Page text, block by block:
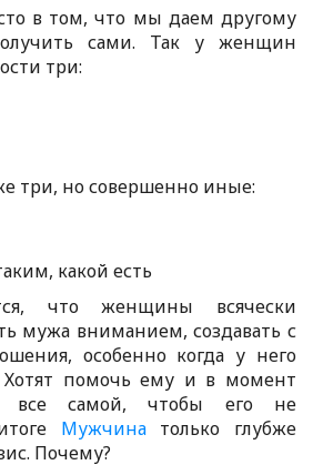
в том, что мы даем другому
сами. Так у женщин
три:
три, но совершенно иные:
какой есть
что женщины всячески
мужа вниманием, создавать с
особенно когда у него
помочь ему и в момент
все самой, чтобы его не
Мужчинатолько глубже
Почему?